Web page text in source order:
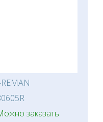
заказать